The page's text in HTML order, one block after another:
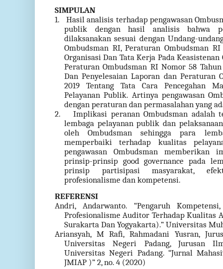
SIMPULAN
1.
Hasil analisis terhadap pengawasan
publik dengan hasil analisis bahwa
dilaksanakan sesuai dengan Undang-
Ombudsman RI, Peraturan Ombudsman
Organisasi Dan Tata Kerja Pada
Peraturan Ombudsman RI Nomor 58
Dan Penyelesaian Laporan dan Peraturan
2019 Tentang Tata Cara Pencegahan
Pelayanan Publik. Artinya pengawasan
dengan peraturan dan permasalahan yang
2.
Implikasi peranan Ombudsman adalah
lembaga pelayanan publik dan
oleh Ombudsman sehingga para
memperbaiki terhadap kualitas
pengawasan Ombudsman memberikan
prinsip-prinsip good governance pada
prinsip partisipasi masyarakat,
profesionalisme dan kompetensi.
REFERENSI
Andri, Andarwanto. “Pengaruh
Profesionalisme Auditor Terhadap Kualitas
Surakarta Dan Yogyakarta).” Universitas
Ariansyah, M Rafi, Rahmadani Yusran,
Universitas Negeri Padang, Jurusan
Universitas Negeri Padang. “Jurnal
JMIAP )” 2, no. 4 (2020)